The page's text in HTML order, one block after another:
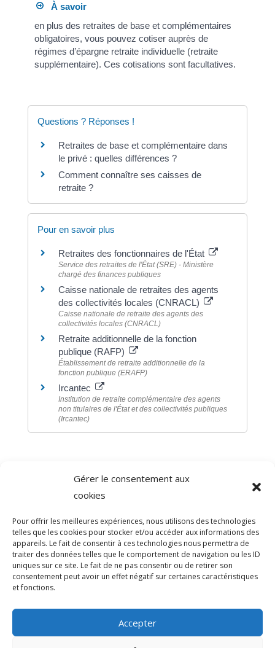
Gérer le consentement aux
cookies
Pour offrir les meilleures expériences, nous utilisons des technologies
telles que les cookies pour stocker et/ou accéder aux informations des
appareils. Le fait de consentir à ces technologies nous permettra de
traiter des données telles que le comportement de navigation ou les ID
uniques sur ce site. Le fait de ne pas consentir ou de retirer son
consentement peut avoir un effet négatif sur certaines caractéristiques
et fonctions.
Accepter
À savoir
en plus des retraites de base et complémentaires
obligatoires, vous pouvez cotiser auprès de
régimes d’épargne retraite individuelle (retraite
supplémentaire). Ces cotisations sont facultatives.
Questions ? Réponses !
Retraites de base et complémentaire dans
le privé : quelles différences ?
Comment connaître ses caisses de
retraite ?
Pour en savoir plus
Retraites des fonctionnaires de l'État
Service des retraites de l'État (SRE) - Ministère
chargé des finances publiques
Caisse nationale de retraites des agents
des collectivités locales (CNRACL)
Caisse nationale de retraite des agents des
collectivités locales (CNRACL)
Retraite additionnelle de la fonction
publique (RAFP)
Établissement de retraite additionnelle de la
fonction publique (ERAFP)
Ircantec
Institution de retraite complémentaire des agents
non titulaires de l'État et des collectivités publiques
(Ircantec)
Direction de l'information légale et administrative
comarquage developpé par